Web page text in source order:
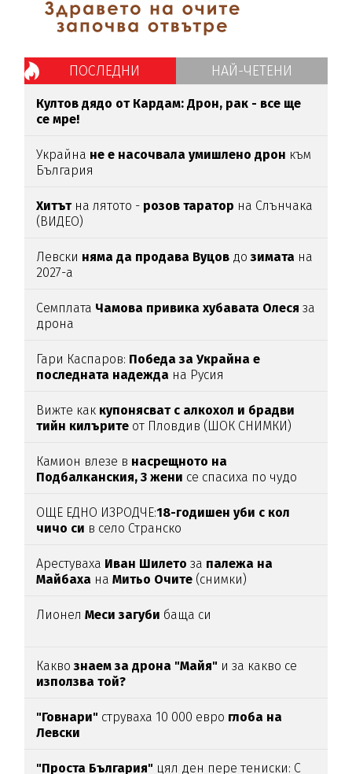
ПОСЛЕДНИ НАЙ-ЧЕТЕНИ
Култов дядо от Кардам: Дрон, рак - все ще
се мре!
Украйна не е насочвала умишлено дрон към
България
Хитътна лятото - розов таратор на Слънчака
(ВИДЕО)
Левски няма да продава Вуцов дозимата на
2027-а
Семплата Чамова привика хубавата Олеся за
дрона
Гари Каспаров: Победа за Украйна е
последната надежда на Русия
Вижте как купонясват с алкохол и брадви
тийн килърите от Пловдив (ШОК СНИМКИ)
Камион влезе в насрещното на
Подбалканския, 3 жени се спасиха по чудо
ОЩЕ ЕДНО ИЗРОДЧЕ:18-годишен уби с кол
чичо си в село Странско
Арестуваха Иван Шилетоза палежа на
Майбаха наМитьо Очите (снимки)
Лионел Меси загуби баща си
Каквознаем за дрона "Майя" и за какво се
използва той?
"Говнари" струваха 10 000 евро глоба на
Левски
"Проста България" цял ден пере тениски: С